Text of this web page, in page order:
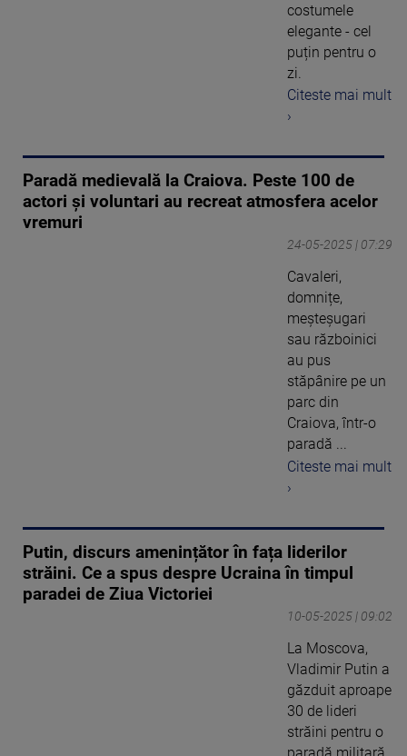
costumele
elegante - cel
puțin pentru o
zi.
Citeste mai mult
›
Paradă medievală la Craiova. Peste 100 de
actori și voluntari au recreat atmosfera acelor
vremuri
24-05-2025 | 07:29
Cavaleri,
domnițe,
meșteșugari
sau războinici
au pus
stăpânire pe un
parc din
Craiova, într-o
paradă ...
Citeste mai mult
›
Putin, discurs amenințător în fața liderilor
străini. Ce a spus despre Ucraina în timpul
paradei de Ziua Victoriei
10-05-2025 | 09:02
La Moscova,
Vladimir Putin a
găzduit aproape
30 de lideri
străini pentru o